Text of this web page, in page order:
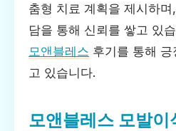
춤형 치료 계획을 제시하
담을 통해 신뢰를 쌓고 있
모앤블레스 후기를 통해
고 있습니다.
모앤블레스 모발이